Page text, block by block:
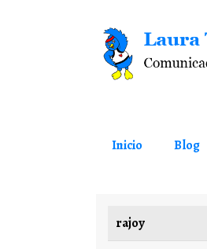
Saltar al contenido
Inicio Blog
rajoy